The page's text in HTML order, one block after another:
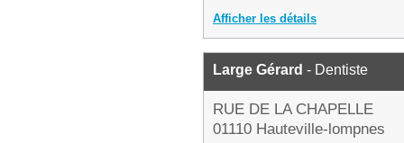
Afficher les détails
Large Gérard - Dentiste
RUE DE LA CHAPELLE
01110 Hauteville-lompnes